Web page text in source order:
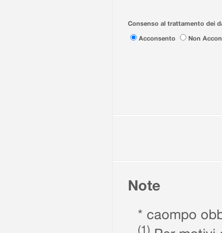
Consenso al trattamento dei
Acconsento
Non
Note
* caompo
(1)